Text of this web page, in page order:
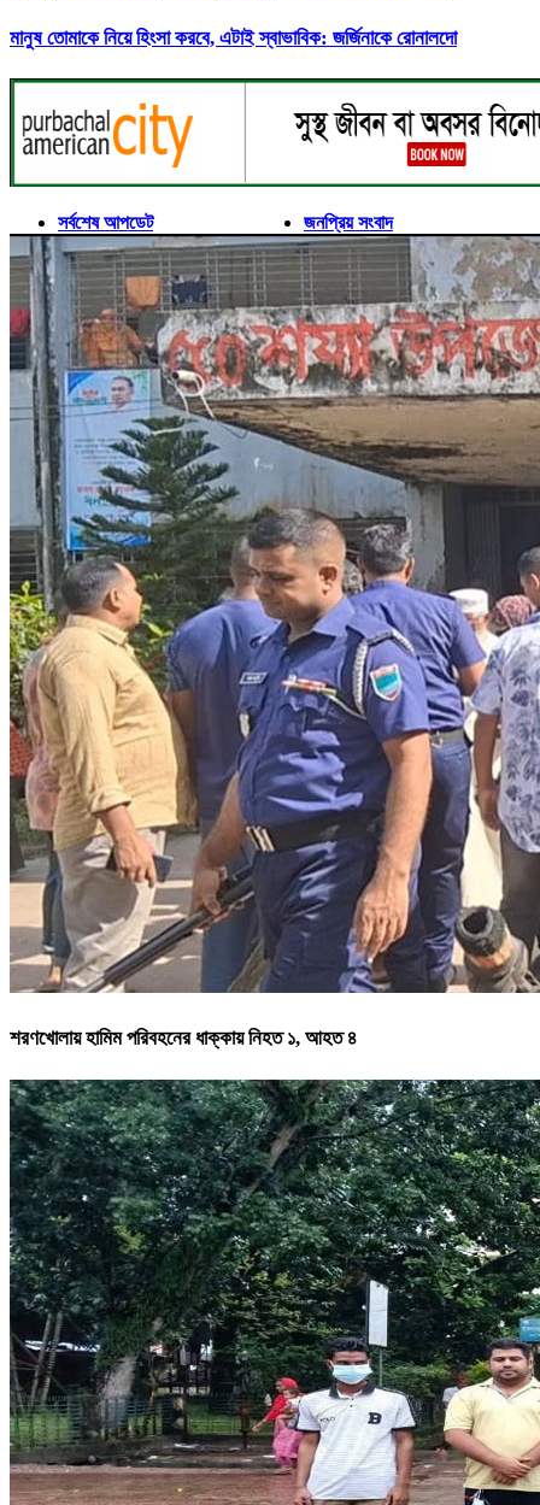
মানুষ তোমাকে নিয়ে হিংসা করবে, এটাই স্বাভাবিক: জর্জিনাকে রোনালদো
সর্বশেষ আপডেট জনপ্রিয় সংবাদ
শরণখোলায় হামিম পরিবহনের ধাক্কায় নিহত ১, আহত ৪